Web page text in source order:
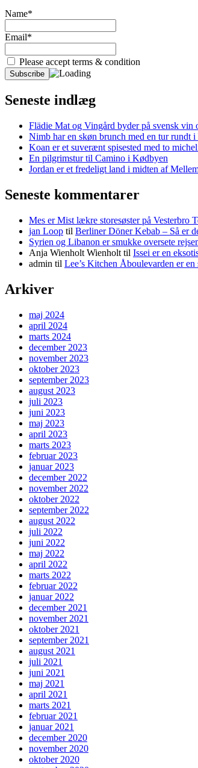
Name*
Email*
Please accept terms & condition
Seneste indlæg
Flädie Mat og Vingård byder på svensk vin
Nimb har en skøn brunch med en tur rundt
Koan er et suverænt spisested med to
En pilgrimstur til Camino i Kødbyen
Jordan er et fredeligt land i midten af
Seneste kommentarer
Mes er Mist lækre storesøster på Vesterbro
jan Loop til Berliner Döner Kebab – Så er
Syrien og Libanon er smukke oversete
Anja Wienholt Wienholt til Issei er en
admin til Lee’s Kitchen Åboulevarden er
Arkiver
maj 2024
april 2024
marts 2024
december 2023
november 2023
oktober 2023
september 2023
august 2023
juli 2023
juni 2023
maj 2023
april 2023
marts 2023
februar 2023
januar 2023
december 2022
november 2022
oktober 2022
september 2022
august 2022
juli 2022
juni 2022
maj 2022
april 2022
marts 2022
februar 2022
januar 2022
december 2021
november 2021
oktober 2021
september 2021
august 2021
juli 2021
juni 2021
maj 2021
april 2021
marts 2021
februar 2021
januar 2021
december 2020
november 2020
oktober 2020